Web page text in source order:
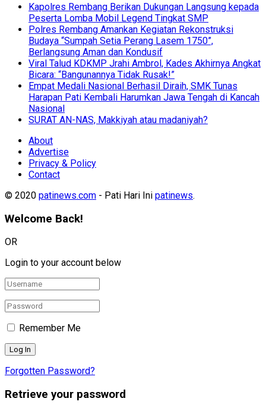
Kapolres Rembang Berikan Dukungan Langsung kepada
Peserta Lomba Mobil Legend Tingkat SMP
Polres Rembang Amankan Kegiatan Rekonstruksi
Budaya “Sumpah Setia Perang Lasem 1750”,
Berlangsung Aman dan Kondusif
Viral Talud KDKMP Jrahi Ambrol, Kades Akhirnya Angkat
Bicara: “Bangunannya Tidak Rusak!”
Empat Medali Nasional Berhasil Diraih, SMK Tunas
Harapan Pati Kembali Harumkan Jawa Tengah di Kancah
Nasional
SURAT AN-NAS, Makkiyah atau madaniyah?
About
Advertise
Privacy & Policy
Contact
© 2020 patinews.com - Pati Hari Ini patinews.
Welcome Back!
OR
Login to your account below
Remember Me
Forgotten Password?
Retrieve your password